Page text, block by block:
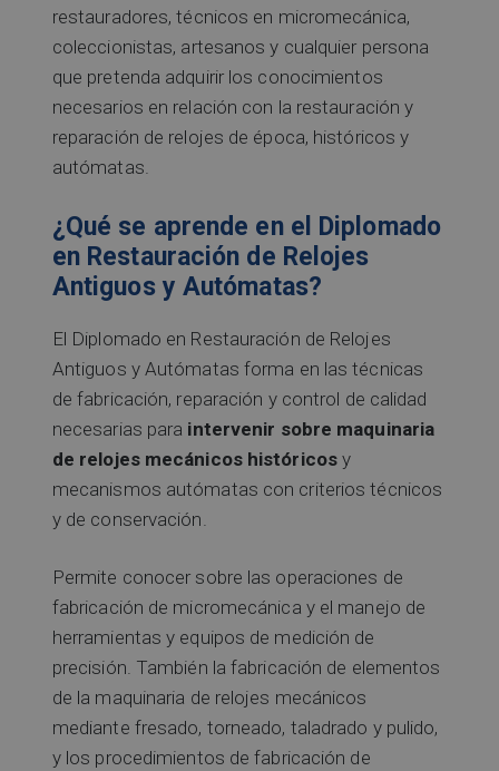
restauradores, técnicos en micromecánica,
coleccionistas, artesanos y cualquier persona
que pretenda adquirir los conocimientos
necesarios en relación con la restauración y
reparación de relojes de época, históricos y
autómatas.
¿Qué se aprende en el Diplomado
en Restauración de Relojes
Antiguos y Autómatas?
El Diplomado en Restauración de Relojes
Antiguos y Autómatas forma en las técnicas
de fabricación, reparación y control de calidad
necesarias para intervenir sobre maquinaria
de relojes mecánicos históricosy
mecanismos autómatas con criterios técnicos
y de conservación.
Permite conocer sobre las operaciones de
fabricación de micromecánica y el manejo de
herramientas y equipos de medición de
precisión. También la fabricación de elementos
de la maquinaria de relojes mecánicos
mediante fresado, torneado, taladrado y pulido,
y los procedimientos de fabricación de